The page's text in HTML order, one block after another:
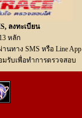
ลงทะเบียน
หลัก
ทาง SMS หรือ Line App
รับเพื่อทำการตรวจสอบ